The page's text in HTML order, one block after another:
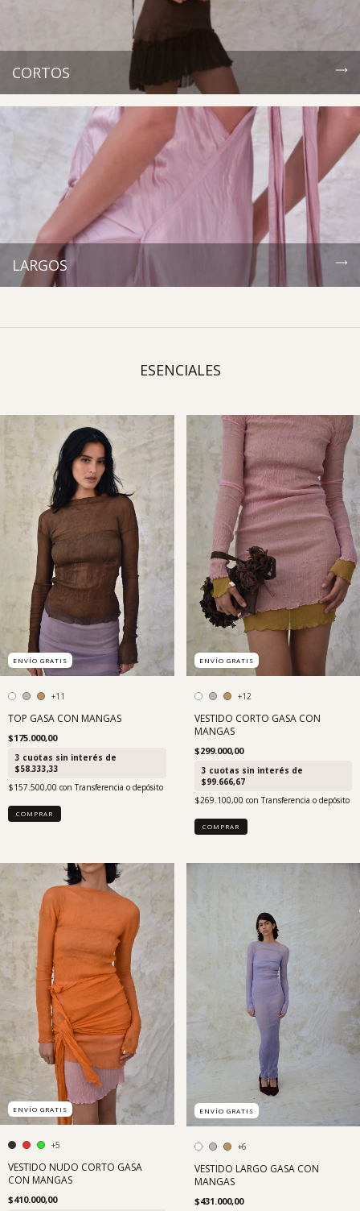
CORTOS
LARGOS
ESENCIALES
ENVÍO GRATIS
TOP GASA CON MANGAS
$175.000,00
$157.500,00 con Transferencia o depósito
+11
3 cuotas sin interés de
$58.333,33
COMPRAR
ENVÍO GRATIS
VESTIDO CORTO GASA CON
MANGAS
$299.000,00
$269.100,00 con Transferencia o depósito
+12
3 cuotas sin interés de
$99.666,67
COMPRAR
ENVÍO GRATIS
VESTIDO NUDO CORTO GASA
CON MANGAS
$410.000,00
+5
ENVÍO GRATIS
VESTIDO LARGO GASA CON
MANGAS
$431.000,00
+6